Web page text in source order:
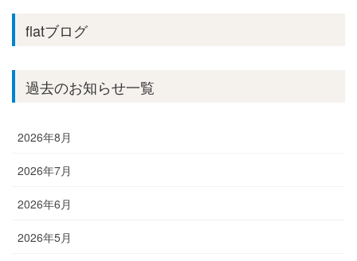
flatブログ
過去のお知らせ一覧
2026年8月
2026年7月
2026年6月
2026年5月